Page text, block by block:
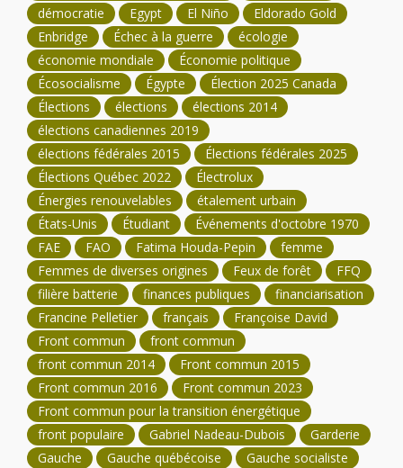
démocratie
Egypt El Niño
Eldorado Gold
Enbridge
Échec à la guerre
écologie
économie mondiale
Économie politique
Écosocialisme
Égypte
Élection 2025 Canada
Élections
élections
élections 2014
élections canadiennes 2019
élections fédérales 2015
Élections fédérales 2025
Élections Québec 2022
Électrolux
Énergies renouvelables
étalement urbain
États-Unis
Étudiant
Événements d'octobre 1970
FAE
FAO Fatima Houda-Pepin
femme
Femmes de diverses origines
Feux de forêt
FFQ
filière batterie
finances publiques
financiarisation
Francine Pelletier
français
Françoise David
Front commun
front commun
front commun 2014
Front commun 2015
Front commun 2016
Front commun 2023
Front commun pour la transition énergétique
front populaire
Gabriel Nadeau-Dubois
Garderie
Gauche
Gauche québécoise
Gauche socialiste